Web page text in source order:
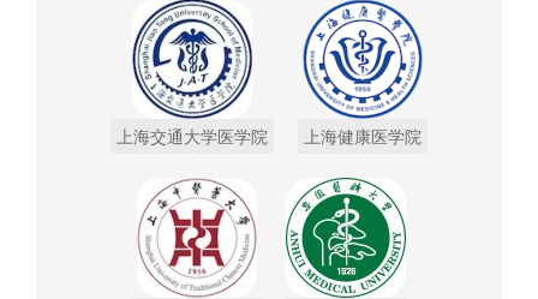
上海交通大学医学院 上海健康医学院